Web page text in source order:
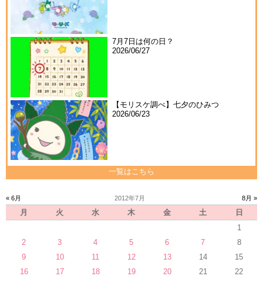
7月7日は何の日？
2026/06/27
【モリスケ調べ】七夕のひみつ
2026/06/23
一覧はこちら
« 6月 2012年7月 8月 »
月 火 水 木 金 土
日
1
2
3 4 5 6 7
8
9
10 11 12 13 14
15
16
17 18 19 20 21
22